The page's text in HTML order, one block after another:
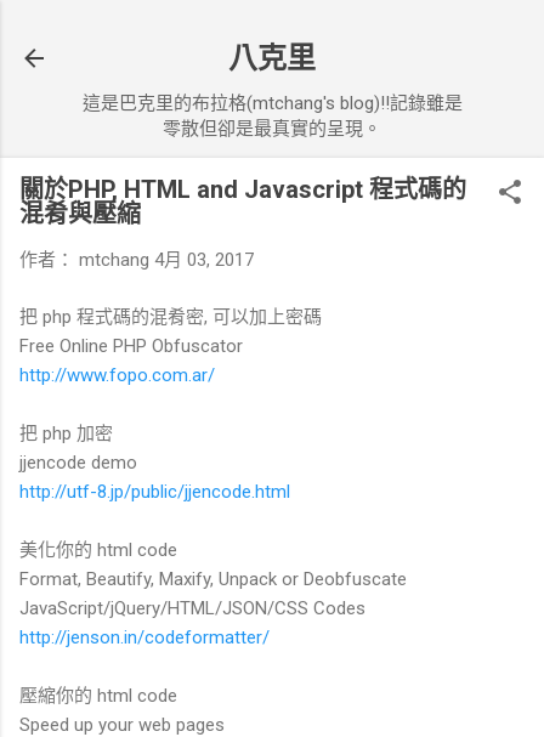
八克里
這是巴克里的布拉格(mtchang's blog)!!記錄雖是
零散但卻是最真實的呈現。
關於PHP, HTML and Javascript 程式碼的
混肴與壓縮
作者： mtchang 4月 03, 2017
把 php 程式碼的混肴密, 可以加上密碼
Free Online PHP Obfuscator
http://www.fopo.com.ar/
把 php 加密
jjencode demo
http://utf-8.jp/public/jjencode.html
美化你的 html code
Format, Beautify, Maxify, Unpack or Deobfuscate
JavaScript/jQuery/HTML/JSON/CSS Codes
http://jenson.in/codeformatter/
壓縮你的 html code
Speed up your web pages